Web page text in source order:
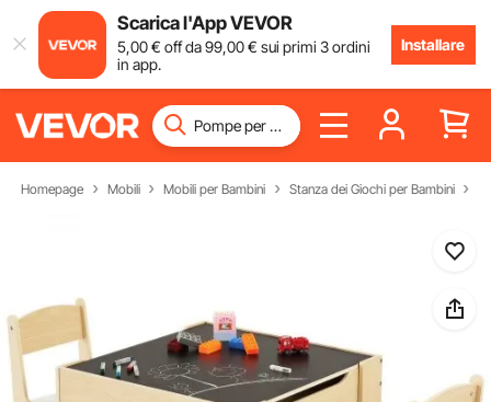
Scarica l'App VEVOR
5,00€ off da99,00€ sui primi 3 ordini
in app.
Installare
Homepage Mobili Mobili per Bambini Stanza dei Giochi per Bambini